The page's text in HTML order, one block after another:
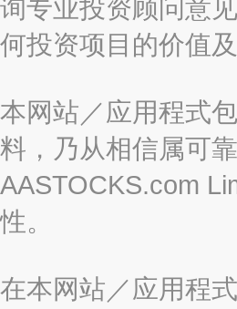
询专业投资顾问意
何投资项目的价值
本网站／应用程式
料，乃从相信属可
AASTOCKS.com
性。
在本网站／应用程